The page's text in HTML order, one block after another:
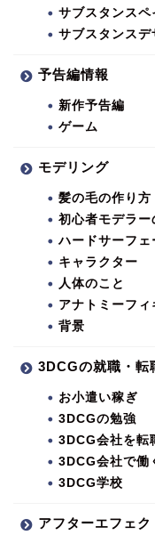
サブスタンスペ
サブスタンスデ
予告編情報
新作予告編
ゲーム
モデリング
髪の毛の作り方
初心者モデラー
ハードサーフェ
キャラクター
人体のこと
アナトミーフィ
背景
3DCGの就職・転
お小遣い稼ぎ
3DCGの勉強
3DCG会社を転
3DCG会社で働
3DCG学校
アフターエフェク